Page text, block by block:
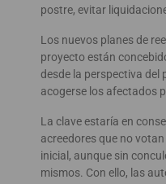
postre, evitar
Los nuevos planes de
proyecto están
desde la perspectiva del
acogerse los afectados
La clave estaría en
acreedores que no
inicial, aunque sin
mismos. Con ello, las